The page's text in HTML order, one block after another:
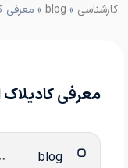
کارشناسی »
blog » معرفی
معرفی کادیلاک